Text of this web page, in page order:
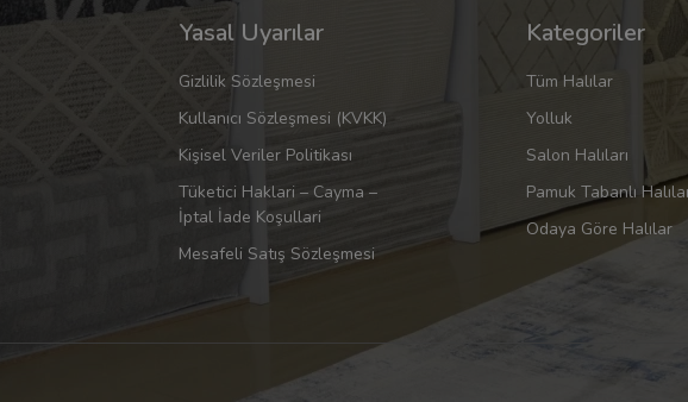
Yasal Uyarılar
Gizlilik Sözleşmesi
Kullanıcı Sözleşmesi (KVKK)
Kişisel Veriler Politikası
Tüketici Haklari – Cayma –
İptal İade Koşullari
Mesafeli Satış Sözleşmesi
Kategoriler
Tüm Halılar
Yolluk
Salon Halıları
Pamuk Tabanlı
Odaya Göre Halılar